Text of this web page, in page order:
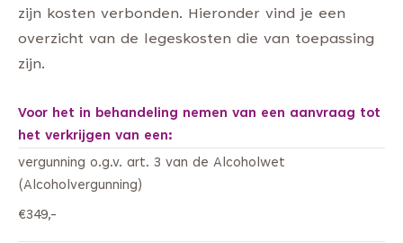
zijn kosten verbonden. Hieronder vind je een
overzicht van de legeskosten die van toepassing
zijn.
Voor het in behandeling nemen van een aanvraag tot
het verkrijgen van een:
vergunning o.g.v. art. 3 van de Alcoholwet
(Alcoholvergunning)
€349,-